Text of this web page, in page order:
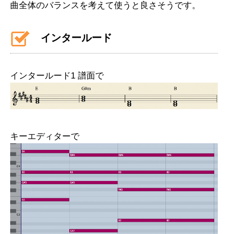
曲全体のバランスを考えて使うと良さそうです。
インタールード
インタールード1 譜面で
キーエディターで